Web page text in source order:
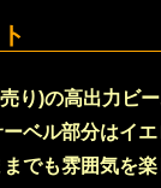
り)の高出力ビ
ベル部分はイ
でも雰囲気を楽